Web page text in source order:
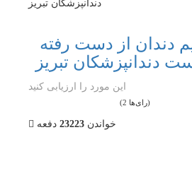
دندان از دست رفته
دندانپزشکان تبریز
این مورد را ارزیابی کنید
(2 رای‌ها)
خواندن23223 دفعه